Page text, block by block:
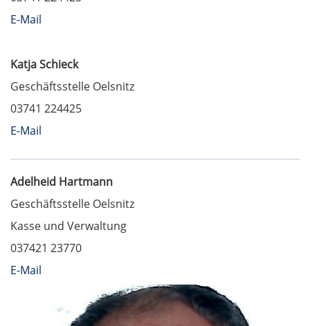
E-Mail
Katja Schieck
Geschäftsstelle Oelsnitz
03741 224425
E-Mail
Adelheid Hartmann
Geschäftsstelle Oelsnitz
Kasse und Verwaltung
037421 23770
E-Mail